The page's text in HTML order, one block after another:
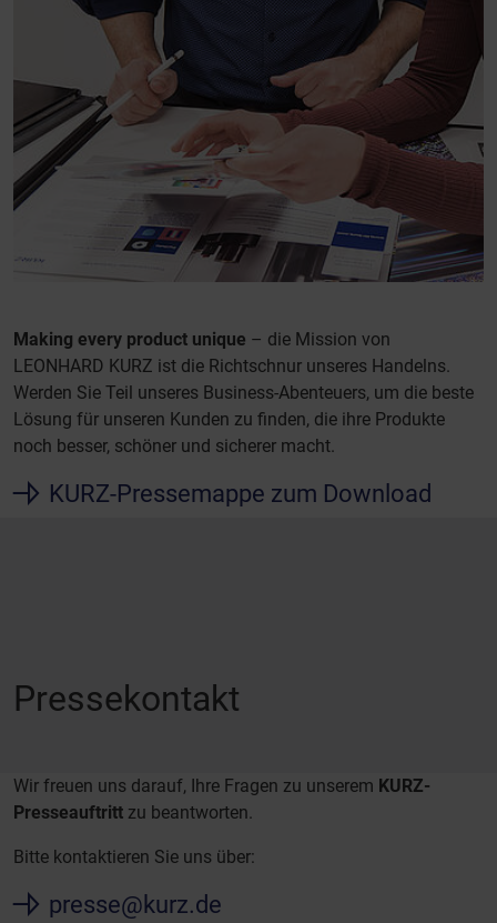
Making every product unique – die Mission von
LEONHARD KURZ ist die Richtschnur unseres Handelns.
Werden Sie Teil unseres Business-Abenteuers, um die beste
Lösung für unseren Kunden zu finden, die ihre Produkte
noch besser, schöner und sicherer macht.
KURZ-Pressemappe zum Download
Pressekontakt
Wir freuen uns darauf, Ihre Fragen zu unserem KURZ-
Presseauftritt zu beantworten.
Bitte kontaktieren Sie uns über:
presse@kurz.de